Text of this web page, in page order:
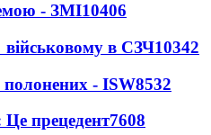
- ЗМІ10406
в СЗЧ10342
- ISW8532
прецедент7608